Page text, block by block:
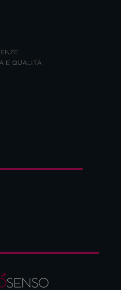
E QUALITÀ